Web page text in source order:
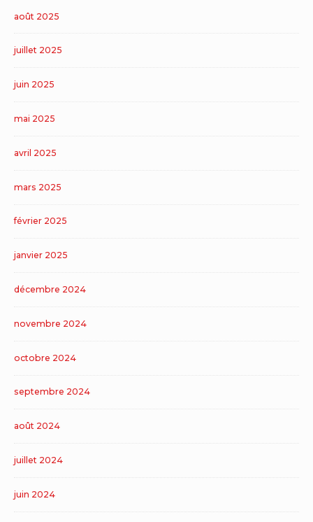
août 2025
juillet 2025
juin 2025
mai 2025
avril 2025
mars 2025
février 2025
janvier 2025
décembre 2024
novembre 2024
octobre 2024
septembre 2024
août 2024
juillet 2024
juin 2024